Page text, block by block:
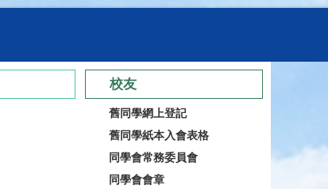
校友
舊同學網上登記
舊同學紙本入會表格
同學會常務委員會
同學會會章